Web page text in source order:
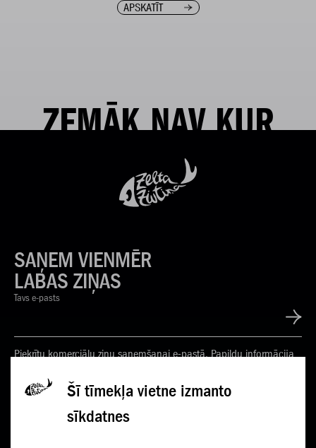
Šī tīmekļa vietne izmanto
sīkdatnes
APSKATĪT
ZEMĀK NAV KUR
SAŅEM VIENMĒR
LABAS ZIŅAS
Tavs e-pasts
Piekrītu komerciālu ziņu saņemšanai e-pastā. Papildu informācija